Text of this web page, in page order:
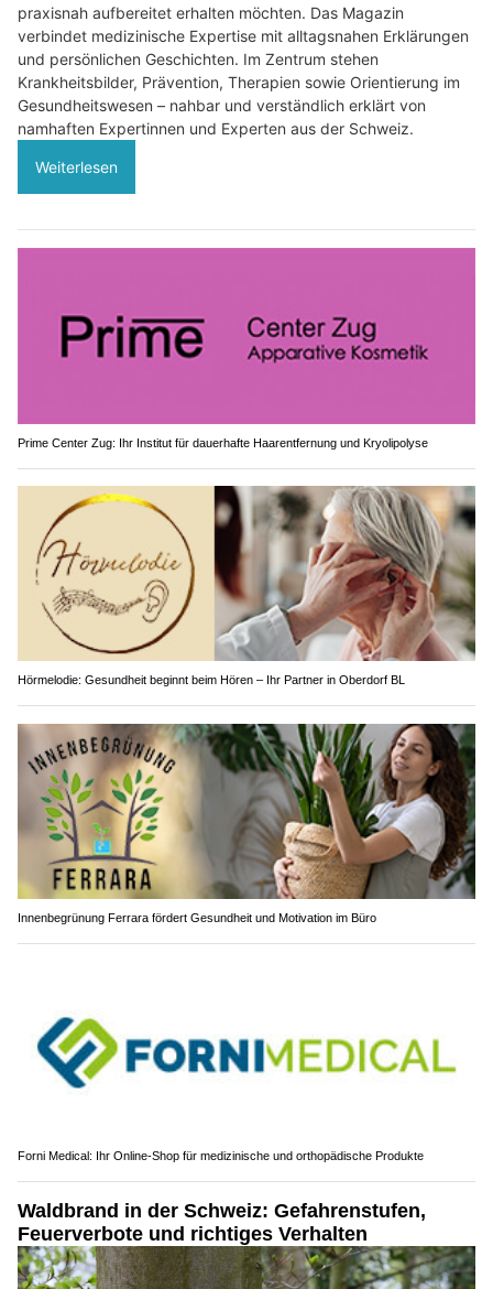
praxisnah aufbereitet erhalten möchten. Das Magazin
verbindet medizinische Expertise mit alltagsnahen Erklärungen
und persönlichen Geschichten. Im Zentrum stehen
Krankheitsbilder, Prävention, Therapien sowie Orientierung im
Gesundheitswesen – nahbar und verständlich erklärt von
namhaften Expertinnen und Experten aus der Schweiz.
Weiterlesen
Prime Center Zug: Ihr Institut für dauerhafte Haarentfernung und Kryolipolyse
Hörmelodie: Gesundheit beginnt beim Hören – Ihr Partner in Oberdorf BL
Innenbegrünung Ferrara fördert Gesundheit und Motivation im Büro
Forni Medical: Ihr Online-Shop für medizinische und orthopädische Produkte
Waldbrand in der Schweiz: Gefahrenstufen,
Feuerverbote und richtiges Verhalten